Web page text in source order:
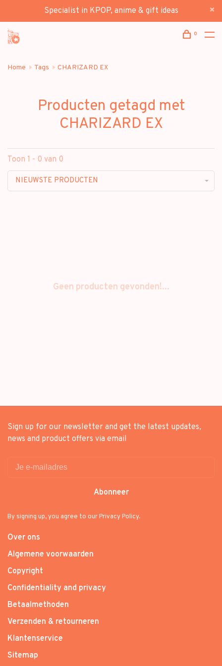
Specialist in KPOP, anime & gift ideas
0
Home Tags CHARIZARD EX
Producten getagd met
CHARIZARD EX
Toon 1 - 0 van 0
NIEUWSTE PRODUCTEN
Geen producten gevonden!...
Sign up for our newsletter and get the latest updates,
news and product offers via email
Abonneer
By signing up, you agree to our Privacy Policy.
Over ons
Algemene voorwaarden
Copyright
Confidentiality and privacy
Betaalmethoden
Verzenden & retourneren
Klantenservice
Sitemap